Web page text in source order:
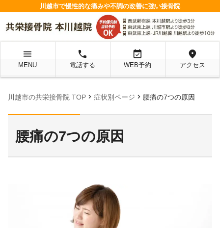
川越市で慢性的な痛みや不調の改善に強い接骨院
menu
MENU
local_phone
電話する
event_available
WEB予約
location_on
アクセス
川越市の共栄接骨院 TOP chevron_right 症状別ページ chevron_right 腰痛の7つの原因
腰痛の7つの原因